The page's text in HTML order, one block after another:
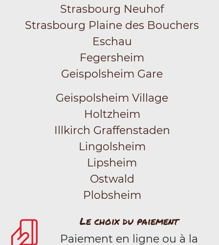
Strasbourg Neuhof
Strasbourg Plaine des Bouchers
Eschau
Fegersheim
Geispolsheim Gare
Geispolsheim Village
Holtzheim
Illkirch Graffenstaden
Lingolsheim
Lipsheim
Ostwald
Plobsheim
Le choix du paiement
Paiement en ligne ou à la